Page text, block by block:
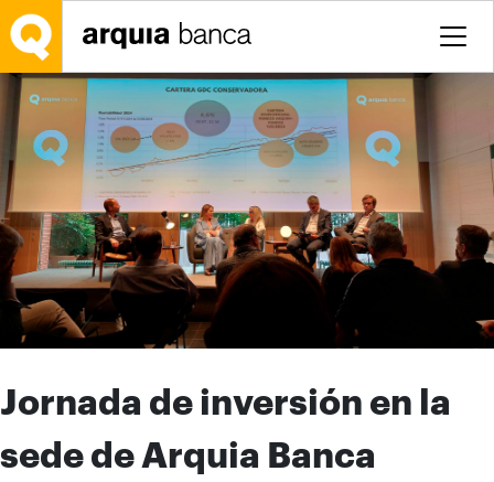
Salta al contingut principal
Jornada de inversión en la
sede de Arquia Banca